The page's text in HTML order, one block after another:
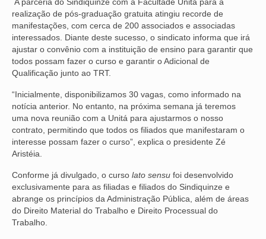
BAURU
PRESIDENTE PRUDENTE
RIBEIRÃO PRETO
SÃO JOSÉ DOS CAMPOS
SÃO JOSÉ DO RIO PRETO
SOROCABA
BOLETIM
VÍDEOS
realização de pós-graduação gratuita atingiu recorde de
manifestações, com cerca de 200 associados e associadas
interessados. Diante deste sucesso, o sindicato informa que irá
ajustar o convênio com a instituição de ensino para garantir que
todos possam fazer o curso e garantir o Adicional de
Qualificação junto ao TRT.
“Inicialmente, disponibilizamos 30 vagas, como informado na
notícia anterior. No entanto, na próxima semana já teremos
uma nova reunião com a Unitá para ajustarmos o nosso
contrato, permitindo que todos os filiados que manifestaram o
interesse possam fazer o curso”, explica o presidente Zé
Aristéia.
Conforme já divulgado, o curso lato sensu foi desenvolvido
exclusivamente para as filiadas e filiados do Sindiquinze e
abrange os princípios da Administração Pública, além de áreas
do Direito Material do Trabalho e Direito Processual do
Trabalho.